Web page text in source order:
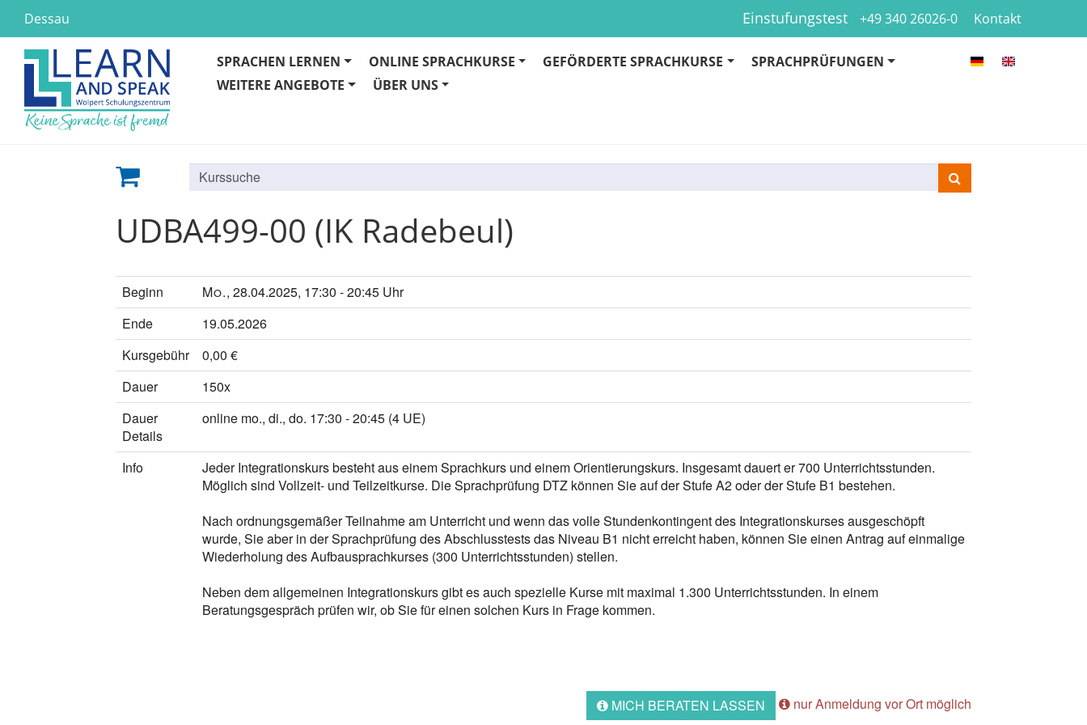
Dessau Einstufungstest +49 340 26026-0 Kontakt
SPRACHEN LERNEN ONLINE SPRACHKURSE GEFÖRDERTE SPRACHKURSE
SPRACHPRÜFUNGEN
WEITERE ANGEBOTE
ÜBER UNS
Kurse
suchen
UDBA499-00 (IK Radebeul)
Beginn Mo., 28.04.2025, 17:30 - 20:45 Uhr
Ende
19.05.2026
Kursgebühr
0,00 €
Dauer
150x
Dauer
Details
online mo., di., do. 17:30 - 20:45 (4 UE)
Info
Jeder Integrationskurs besteht aus einem Sprachkurs und einem Orientierungskurs. Insgesamt dauert er 700 Unterrichtsstunden.
Möglich sind Vollzeit- und Teilzeitkurse. Die Sprachprüfung DTZ können Sie auf der Stufe A2 oder der Stufe B1 bestehen.
Nach ordnungsgemäßer Teilnahme am Unterricht und wenn das volle Stundenkontingent des Integrationskurses ausgeschöpft
wurde, Sie aber in der Sprachprüfung des Abschlusstests das Niveau B1 nicht erreicht haben, können Sie einen Antrag auf einmalige
Wiederholung des Aufbausprachkurses (300 Unterrichtsstunden) stellen.
Neben dem allgemeinen Integrationskurs gibt es auch spezielle Kurse mit maximal 1.300 Unterrichtsstunden. In einem
Beratungsgespräch prüfen wir, ob Sie für einen solchen Kurs in Frage kommen.
MICH BERATEN LASSEN nur Anmeldung vor Ort möglich